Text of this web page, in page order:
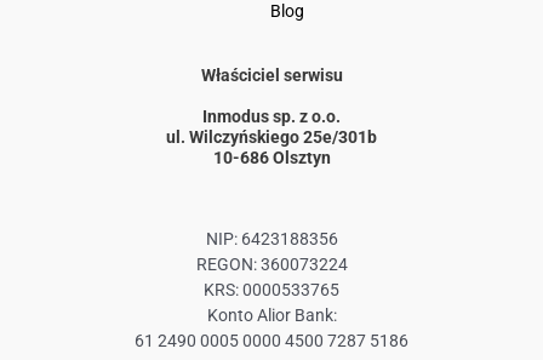
Blog
Właściciel serwisu
Inmodus sp. z o.o.
ul. Wilczyńskiego 25e/301b
10-686 Olsztyn
NIP: 6423188356
REGON: 360073224
KRS: 0000533765
Konto Alior Bank:
61 2490 0005 0000 4500 7287 5186